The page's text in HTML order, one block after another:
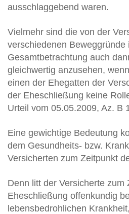
ausschlaggebend waren.
Vielmehr sind die von der
verschiedenen Beweggründe
Gesamtbetrachtung auch
gleichwertig anzusehen,
einen der Ehegatten der
der Eheschließung keine
Urteil vom 05.05.2009, Az. B
Eine gewichtige Bedeutung
dem Gesundheits- bzw.
Versicherten zum Zeitpunkt
Denn litt der Versicherte zum
Eheschließung offenkundig
lebensbedrohlichen